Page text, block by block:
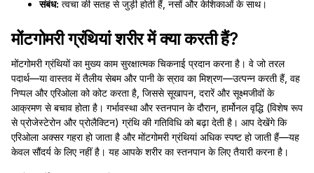
संबंध: त्वचा की सतह से जुड़ी होती हैं, नसों और केशिकाओं के साथ।
मोंटगोमरी ग्रंथियां शरीर में क्या करती हैं?
मोंटगोमरी ग्रंथियों का मुख्य काम सुरक्षात्मक चिकनाई प्रदान करना है। वे जो तरल
पदार्थ—या वास्तव में तैलीय सेबम और पानी के स्राव का मिश्रण—उत्पन्न करती हैं, वह
निप्पल और एरिओला को कोट करता है, जिससे सूखापन, दरारें और सूक्ष्मजीवों के
आक्रमण से बचाव होता है। गर्भावस्था और स्तनपान के दौरान, हार्मोनल वृद्धि (विशेष रूप
से प्रोजेस्टेरोन और प्रोलैक्टिन) ग्रंथि की गतिविधि को बढ़ा देती है। आप देखेंगे कि
एरिओला अक्सर गहरा हो जाता है और मोंटगोमरी ग्रंथियां अधिक स्पष्ट हो जाती हैं—यह
केवल सौंदर्य के लिए नहीं है। यह आपके शरीर का स्तनपान के लिए तैयारी करना है।